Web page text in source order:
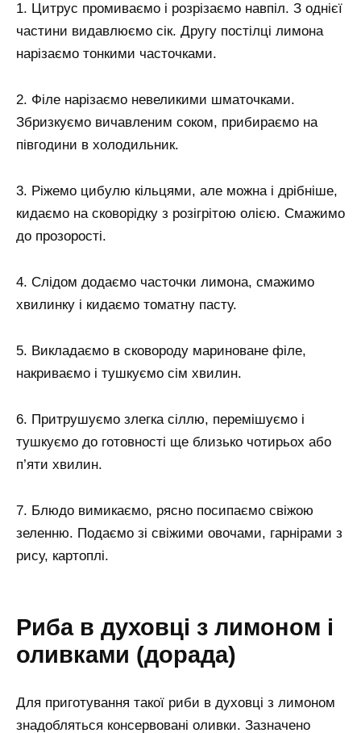
1. Цитрус промиваємо і розрізаємо навпіл. З однієї
частини видавлюємо сік. Другу постілці лимона
нарізаємо тонкими часточками.
2. Філе нарізаємо невеликими шматочками.
Збризкуємо вичавленим соком, прибираємо на
півгодини в холодильник.
3. Ріжемо цибулю кільцями, але можна і дрібніше,
кидаємо на сковорідку з розігрітою олією. Смажимо
до прозорості.
4. Слідом додаємо часточки лимона, смажимо
хвилинку і кидаємо томатну пасту.
5. Викладаємо в сковороду мариноване філе,
накриваємо і тушкуємо сім хвилин.
6. Притрушуємо злегка сіллю, перемішуємо і
тушкуємо до готовності ще близько чотирьох або
п’яти хвилин.
7. Блюдо вимикаємо, рясно посипаємо свіжою
зеленню. Подаємо зі свіжими овочами, гарнірами з
рису, картоплі.
Риба в духовці з лимоном і
оливками (дорада)
Для приготування такої риби в духовці з лимоном
знадобляться консервовані оливки. Зазначено